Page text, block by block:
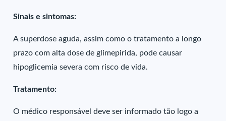
Sinais e sintomas:
A superdose aguda, assim como o tratamento a longo
prazo com alta dose de glimepirida, pode causar
hipoglicemia severa com risco de vida.
Tratamento:
O médico responsável deve ser informado tão logo a